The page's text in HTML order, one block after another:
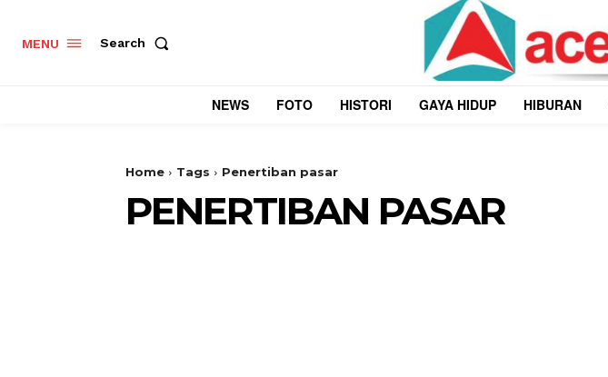
MENU Search
NEWS FOTO HISTORI GAYA HIDUP HIBURAN
Home Tags Penertiban pasar
PENERTIBAN PASAR